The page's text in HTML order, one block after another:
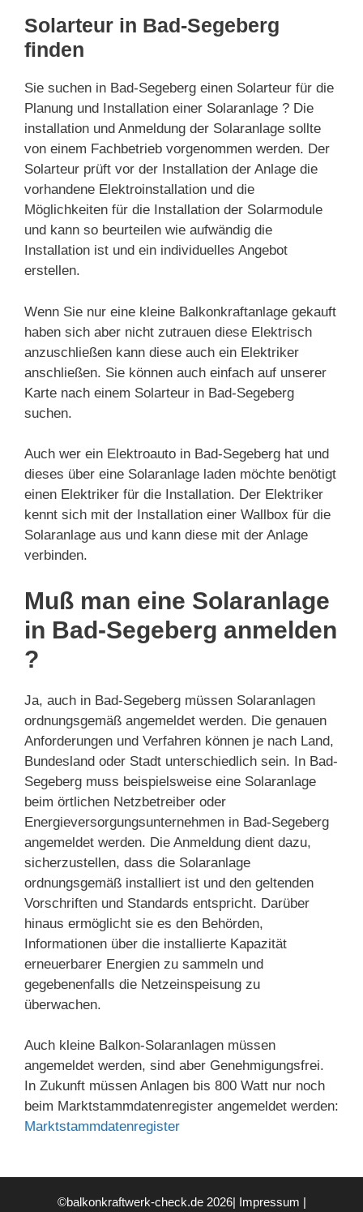
Solarteur in Bad-Segeberg
finden
Sie suchen in Bad-Segeberg einen Solarteur für die
Planung und Installation einer Solaranlage ? Die
installation und Anmeldung der Solaranlage sollte
von einem Fachbetrieb vorgenommen werden. Der
Solarteur prüft vor der Installation der Anlage die
vorhandene Elektroinstallation und die
Möglichkeiten für die Installation der Solarmodule
und kann so beurteilen wie aufwändig die
Installation ist und ein individuelles Angebot
erstellen.
Wenn Sie nur eine kleine Balkonkraftanlage gekauft
haben sich aber nicht zutrauen diese Elektrisch
anzuschließen kann diese auch ein Elektriker
anschließen. Sie können auch einfach auf unserer
Karte nach einem Solarteur in Bad-Segeberg
suchen.
Auch wer ein Elektroauto in Bad-Segeberg hat und
dieses über eine Solaranlage laden möchte benötigt
einen Elektriker für die Installation. Der Elektriker
kennt sich mit der Installation einer Wallbox für die
Solaranlage aus und kann diese mit der Anlage
verbinden.
Muß man eine Solaranlage
in Bad-Segeberg anmelden
?
Ja, auch in Bad-Segeberg müssen Solaranlagen
ordnungsgemäß angemeldet werden. Die genauen
Anforderungen und Verfahren können je nach Land,
Bundesland oder Stadt unterschiedlich sein. In Bad-
Segeberg muss beispielsweise eine Solaranlage
beim örtlichen Netzbetreiber oder
Energieversorgungsunternehmen in Bad-Segeberg
angemeldet werden. Die Anmeldung dient dazu,
sicherzustellen, dass die Solaranlage
ordnungsgemäß installiert ist und den geltenden
Vorschriften und Standards entspricht. Darüber
hinaus ermöglicht sie es den Behörden,
Informationen über die installierte Kapazität
erneuerbarer Energien zu sammeln und
gegebenenfalls die Netzeinspeisung zu
überwachen.
Auch kleine Balkon-Solaranlagen müssen
angemeldet werden, sind aber Genehmigungsfrei.
In Zukunft müssen Anlagen bis 800 Watt nur noch
beim Marktstammdatenregister angemeldet werden:
Marktstammdatenregister
©balkonkraftwerk-check.de 2026| Impressum |